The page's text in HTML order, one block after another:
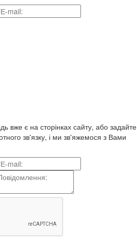
вже є на сторінках сайту, або задайте
зв'язку, і ми зв'яжемося з Вами